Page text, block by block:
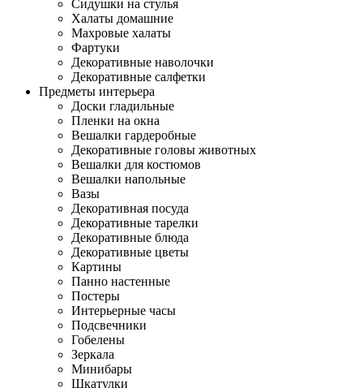
Сидушки на стулья
Халаты домашние
Махровые халаты
Фартуки
Декоративные наволочки
Декоративные салфетки
Предметы интерьера
Доски гладильные
Пленки на окна
Вешалки гардеробные
Декоративные головы животных
Вешалки для костюмов
Вешалки напольные
Вазы
Декоративная посуда
Декоративные тарелки
Декоративные блюда
Декоративные цветы
Картины
Панно настенные
Постеры
Интерьерные часы
Подсвечники
Гобелены
Зеркала
Минибары
Шкатулки